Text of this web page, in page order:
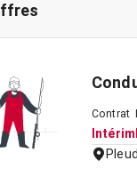
Contrat
Intérim